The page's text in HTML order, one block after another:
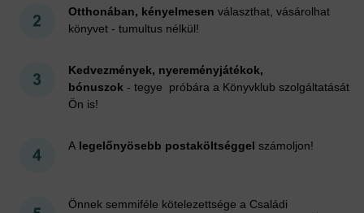
Otthonában, kényelmesen választhat, vásárolhat
könyvet - tumultus nélkül!
Kedvezmények, nyereményjátékok,
bónuszok - tegye próbára a Könyvklub szolgáltatását
Ön is!
A legelőnyösebb postaköltséggel számoljon!
Önnek semmiféle kötelezettsége a Családi